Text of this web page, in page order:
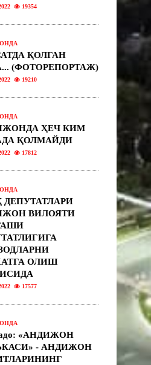
19354
ҚОЛГАН
(ФОТОРЕПОРТАЖ)
19210
ҲЕЧ КИМ
ҚОЛМАЙДИ
17812
ДЕПУТАТЛАРИ
ВИЛОЯТИ
ОЛИШ
17577
«АНДИЖОН
- АНДИЖОН